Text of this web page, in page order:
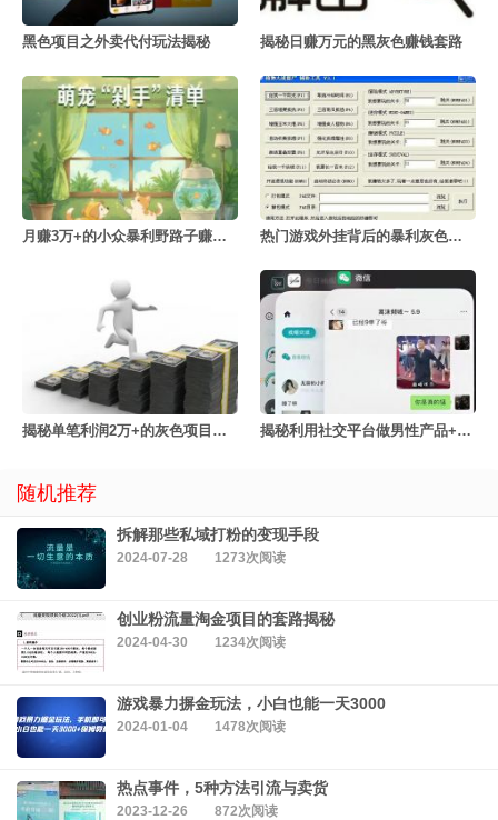
黑色项目之外卖代付玩法揭秘 揭秘日赚万元的黑灰色赚钱套路
月赚3万+的小众暴利野路子赚钱玩法 热门游戏外挂背后的暴利灰色项目
揭秘单笔利润2万+的灰色项目之债务清零 揭秘利用社交平台做男性产品+的隐秘项目
随机推荐
拆解那些私域打粉的变现手段
2024-07-28 1273次阅读
创业粉流量淘金项目的套路揭秘
2024-04-30 1234次阅读
游戏暴力摒金玩法，小白也能一天3000
2024-01-04 1478次阅读
热点事件，5种方法引流与卖货
2023-12-26 872次阅读